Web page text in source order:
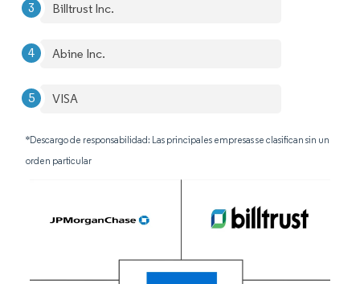
Billtrust Inc.
Abine Inc.
VISA
*Descargo de responsabilidad: Las principales empresas se clasifican sin un
orden particular